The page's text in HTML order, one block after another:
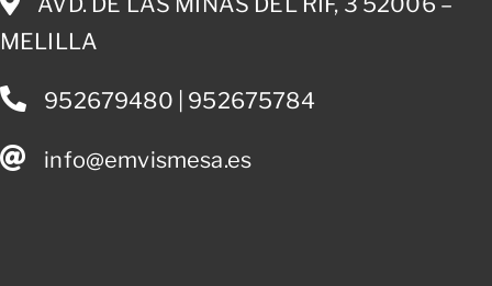
MELILLA
952679480 | 952675784
info@emvismesa.es